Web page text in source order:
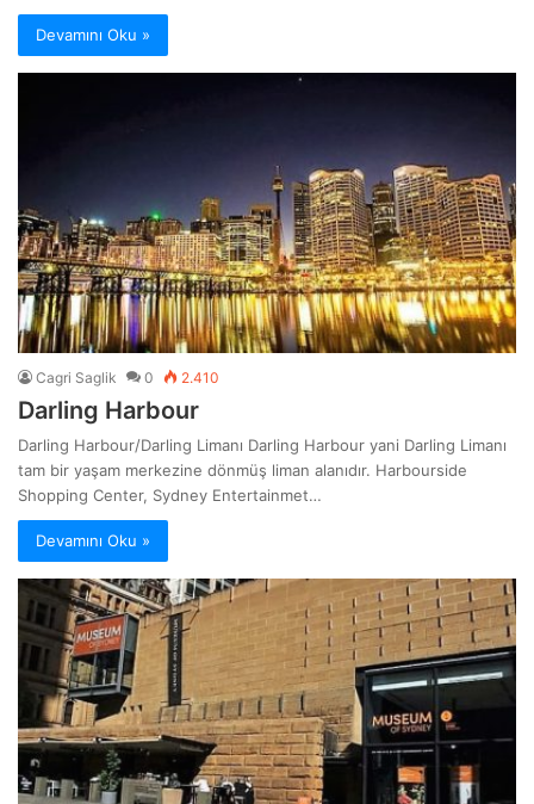
Devamını Oku »
Cagri Saglik 0 2.410
Darling Harbour
Darling Harbour/Darling Limanı Darling Harbour yani Darling Limanı
tam bir yaşam merkezine dönmüş liman alanıdır. Harbourside
Shopping Center, Sydney Entertainmet…
Devamını Oku »